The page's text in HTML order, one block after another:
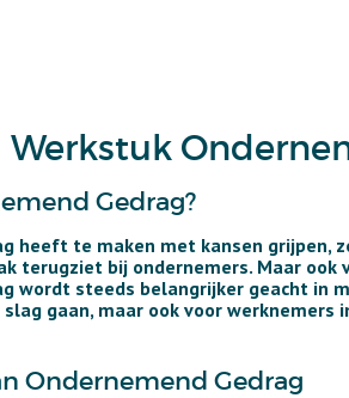
Gedrag?
heeft te maken met kansen
terugziet bij ondernemers. Maar
wordt steeds belangrijker geacht in
gaan, maar ook voor werknemers
Ondernemend Gedrag